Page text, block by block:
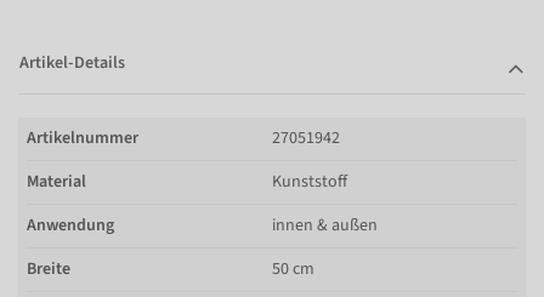
Artikel-Details
Artikelnummer
27051942
Material
Kunststoff
Anwendung
innen & außen
Breite
50 cm